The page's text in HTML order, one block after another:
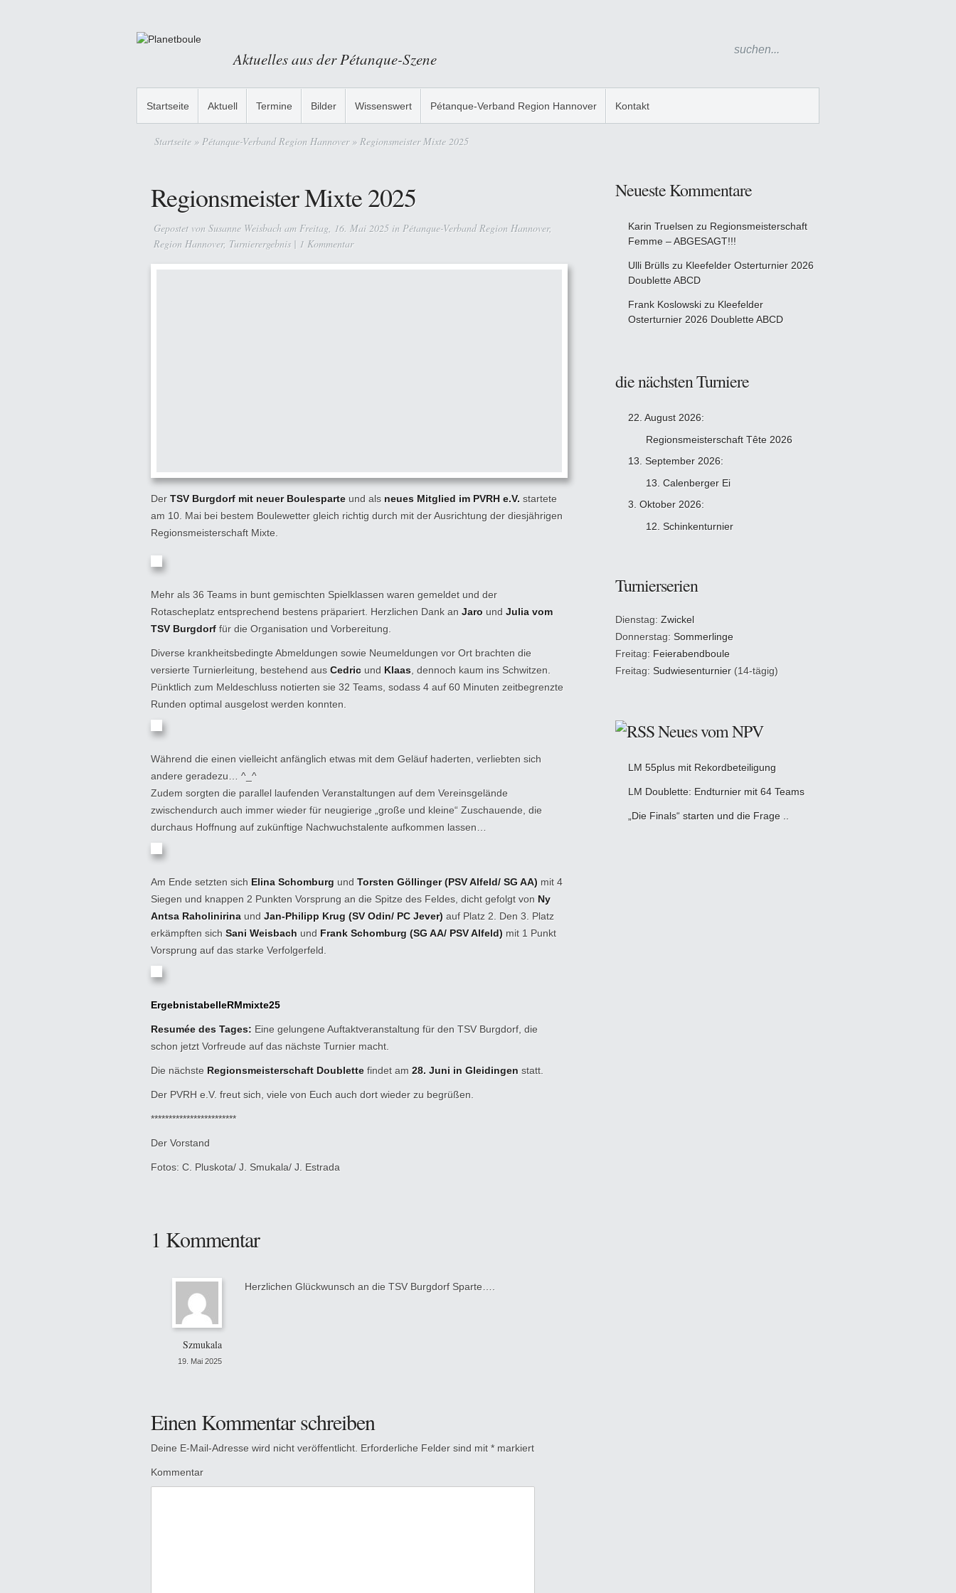
Aktuelles aus der Pétanque-Szene
Startseite Aktuell Termine Bilder Wissenswert Pétanque-Verband Region Hannover Kontakt
Startseite » Pétanque-Verband Region Hannover» Regionsmeister Mixte 2025
Regionsmeister Mixte 2025
Gepostet von Susanne Weisbach am Freitag, 16. Mai 2025 in Pétanque-Verband Region Hannover,
Region Hannover, Turnierergebnis | 1 Kommentar
Der TSV Burgdorf mit neuer Boulesparte und als neues Mitglied im PVRH e.V. startete
am 10. Mai bei bestem Boulewetter gleich richtig durch mit der Ausrichtung der diesjährigen
Regionsmeisterschaft Mixte.
Mehr als 36 Teams in bunt gemischten Spielklassen waren gemeldet und der
Rotascheplatz entsprechend bestens präpariert. Herzlichen Dank an Jaro und Julia vom
TSV Burgdorf für die Organisation und Vorbereitung.
Diverse krankheitsbedingte Abmeldungen sowie Neumeldungen vor Ort brachten die
versierte Turnierleitung, bestehend aus Cedric und Klaas , dennoch kaum ins Schwitzen.
Pünktlich zum Meldeschluss notierten sie 32 Teams, sodass 4 auf 60 Minuten zeitbegrenzte
Runden optimal ausgelost werden konnten.
Während die einen vielleicht anfänglich etwas mit dem Geläuf haderten, verliebten sich
andere geradezu… ^_^
Zudem sorgten die parallel laufenden Veranstaltungen auf dem Vereinsgelände
zwischendurch auch immer wieder für neugierige „große und kleine“ Zuschauende, die
durchaus Hoffnung auf zukünftige Nachwuchstalente aufkommen lassen…
Am Ende setzten sich Elina Schomburg und Torsten Göllinger (PSV Alfeld/ SG AA) mit 4
Siegen und knappen 2 Punkten Vorsprung an die Spitze des Feldes, dicht gefolgt von Ny
Antsa Raholinirina und Jan-Philipp Krug (SV Odin/ PC Jever) auf Platz 2. Den 3. Platz
erkämpften sich Sani Weisbach und Frank Schomburg (SG AA/ PSV Alfeld) mit 1 Punkt
Vorsprung auf das starke Verfolgerfeld.
ErgebnistabelleRMmixte25
Resumée des Tages: Eine gelungene Auftaktveranstaltung für den TSV Burgdorf, die
schon jetzt Vorfreude auf das nächste Turnier macht.
Die nächste Regionsmeisterschaft Doublette findet am 28. Juni in Gleidingen statt.
Der PVRH e.V. freut sich, viele von Euch auch dort wieder zu begrüßen.
************************
Der Vorstand
Fotos: C. Pluskota/ J. Smukala/ J. Estrada
1 Kommentar
Szmukala
19. Mai 2025
Herzlichen Glückwunsch an die TSV Burgdorf Sparte….
Einen Kommentar schreiben
Deine E-Mail-Adresse wird nicht veröffentlicht. Erforderliche Felder sind mit * markiert
Kommentar
Neueste Kommentare
Karin Truelsen zu Regionsmeisterschaft
Femme – ABGESAGT!!!
Ulli Brülls zu Kleefelder Osterturnier 2026
Doublette ABCD
Frank Koslowski zu Kleefelder
Osterturnier 2026 Doublette ABCD
die nächsten Turniere
22. August 2026:
Regionsmeisterschaft Tête 2026
13. September 2026:
13. Calenberger Ei
3. Oktober 2026:
12. Schinkenturnier
Turnierserien
Dienstag: Zwickel
Donnerstag: Sommerlinge
Freitag: Feierabendboule
Freitag: Sudwiesenturnier (14-tägig)
Neues vom NPV
LM 55plus mit Rekordbeteiligung
LM Doublette: Endturnier mit 64 Teams
„Die Finals“ starten und die Frage ..